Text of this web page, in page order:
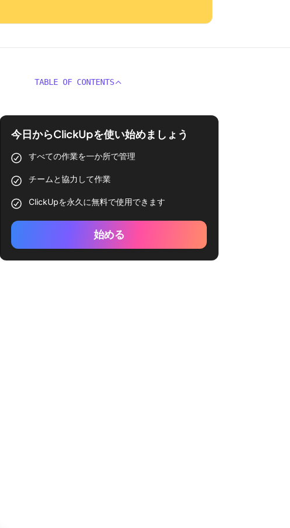
TABLE OF CONTENTS
今日からClickUpを使い始めましょう
すべての作業を一か所で管理
チームと協力して作業
ClickUpを永久に無料で使用できます
始める